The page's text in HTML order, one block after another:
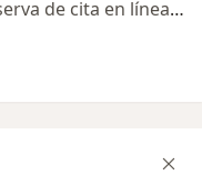
Este especialista no ofrece reserva de cita en línea en esta dirección.